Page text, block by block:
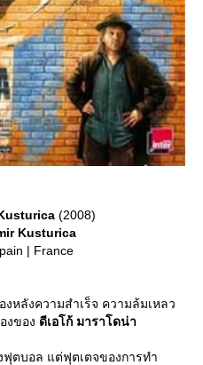
(2008)
Kusturica
| France
งหลังความสำเร็จ ความล้มเหลว
งของ ดีเอโก้ มาราโดน่า
ฟุตบอล แต่ฟุตเตจของการทำ